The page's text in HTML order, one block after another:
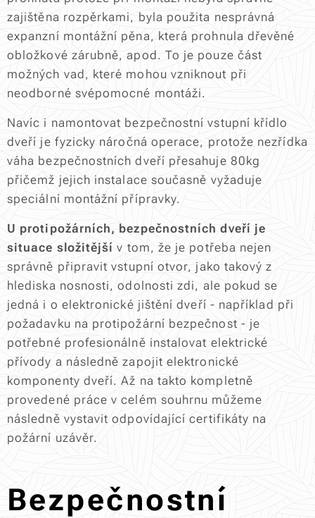
zajištěna rozpěrkami, byla použita nesprávná
expanzní montážní pěna, která prohnula dřevěné
obložkové zárubně, apod. To je pouze část
možných vad, které mohou vzniknout při
neodborné svépomocné montáži.
Navíc i namontovat bezpečnostní vstupní křídlo
dveří je fyzicky náročná operace, protože nezřídka
váha bezpečnostních dveří přesahuje 80kg
přičemž jejich instalace současně vyžaduje
speciální montážní přípravky.
U protipožárních, bezpečnostních dveří je
situace složitější v tom, že je potřeba nejen
správně připravit vstupní otvor, jako takový z
hlediska nosnosti, odolnosti zdi, ale pokud se
jedná i o elektronické jištění dveří - například při
požadavku na protipožární bezpečnost - je
potřebné profesionálně instalovat elektrické
přívody a následně zapojit elektronické
komponenty dveří. Až na takto kompletně
provedené práce v celém souhrnu můžeme
následně vystavit odpovídající certifikáty na
požární uzávěr.
Bezpečnostní